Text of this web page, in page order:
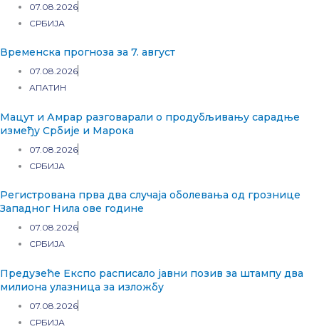
07.08.2026
СРБИЈА
Временска прогноза за 7. август
07.08.2026
АПАТИН
Мацут и Амрар разговарали о продубљивању сарадње
између Србије и Марока
07.08.2026
СРБИЈА
Регистрована прва два случаја оболевања од грознице
Западног Нила ове године
07.08.2026
СРБИЈА
Предузеће Експо расписало јавни позив за штампу два
милиона улазница за изложбу
07.08.2026
СРБИЈА